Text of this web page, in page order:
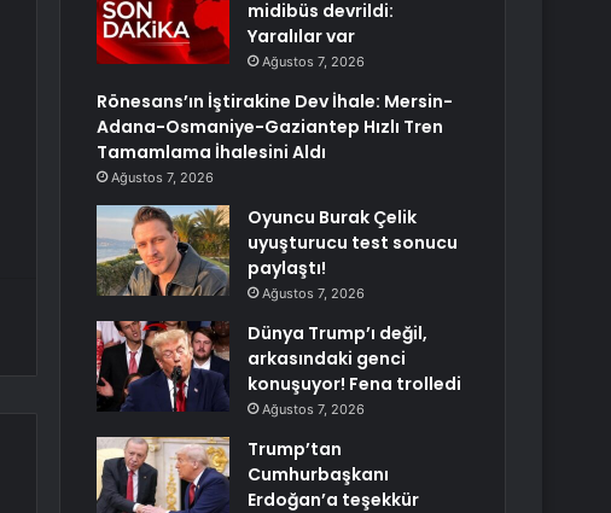
midibüs devrildi:
Yaralılar var
Ağustos 7, 2026
Rönesans’ın İştirakine Dev İhale: Mersin-
Adana-Osmaniye-Gaziantep Hızlı Tren
Tamamlama İhalesini Aldı
Ağustos 7, 2026
Oyuncu Burak Çelik
uyuşturucu test sonucu
paylaştı!
Ağustos 7, 2026
Dünya Trump’ı değil,
arkasındaki genci
konuşuyor! Fena trolledi
Ağustos 7, 2026
Trump’tan
Cumhurbaşkanı
Erdoğan’a teşekkür